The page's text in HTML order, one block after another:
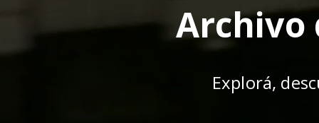
Archivo
Explorá,